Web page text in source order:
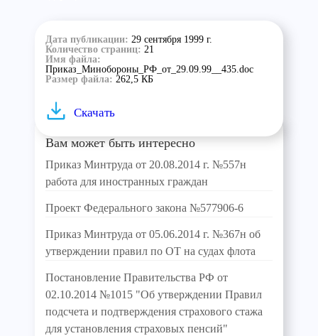
Дата публикации: 29 сентября 1999 г.
Количество страниц: 21
Имя файла:
Приказ_Минобороны_РФ_от_29.09.99__435.doc
Размер файла: 262,5 КБ
Скачать
Вам может быть интересно
Приказ Минтруда от 20.08.2014 г. №557н
работа для иностранных граждан
Проект Федерального закона №577906-6
Приказ Минтруда от 05.06.2014 г. №367н об
утверждении правил по ОТ на судах флота
Постановление Правительства РФ от
02.10.2014 №1015 "Об утверждении Правил
подсчета и подтверждения страхового стажа
для установления страховых пенсий"